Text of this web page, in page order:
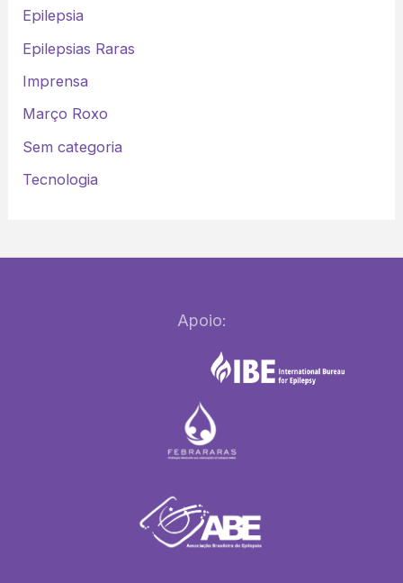
Epilepsia
Epilepsias Raras
Imprensa
Março Roxo
Sem categoria
Tecnologia
Apoio: